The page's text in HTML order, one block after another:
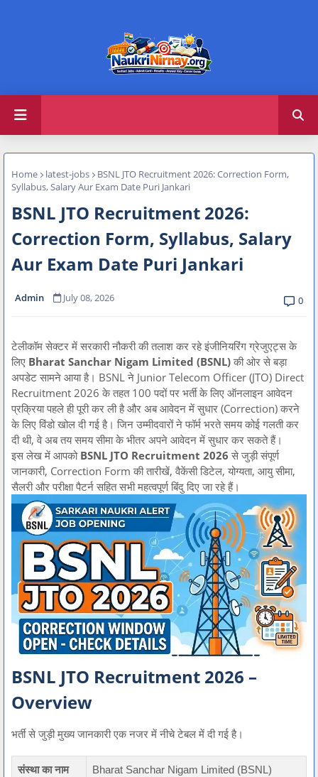
Home latest-jobs
BSNL JTO Recruitment 2026: Correction Form,
Syllabus, Salary Aur Exam Date Puri Jankari
BSNL JTO Recruitment 2026:
Correction Form, Syllabus, Salary
Aur Exam Date Puri Jankari
Admin July 08, 2026 0
टेलीकॉम सेक्टर में सरकारी नौकरी की तलाश कर रहे इंजीनियरिंग ग्रेजुएट्स के
लिए Bharat Sanchar Nigam Limited (BSNL) की ओर से बड़ा
अपडेट सामने आया है। BSNL ने Junior Telecom Officer (JTO) Direct
Recruitment 2026 के तहत 100 पदों पर भर्ती के लिए ऑनलाइन आवेदन
प्रक्रिया पहले ही पूरी कर ली है और अब आवेदन में सुधार (Correction) करने
के लिए विंडो खोल दी गई है। जिन उम्मीदवारों ने फॉर्म भरते समय कोई गलती कर
दी थी, वे अब तय समय सीमा के भीतर अपने आवेदन में सुधार कर सकते हैं।
इस लेख में आपको BSNL JTO Recruitment 2026 से जुड़ी संपूर्ण
जानकारी, Correction Form की तारीखें, वैकेंसी डिटेल, योग्यता, आयु सीमा,
सैलरी और परीक्षा पैटर्न सहित सभी महत्वपूर्ण बिंदु दिए जा रहे हैं।
BSNL JTO Recruitment 2026 –
Overview
भर्ती से जुड़ी मुख्य जानकारी एक नजर में नीचे टेबल में दी गई है।
संस्था का नाम Bharat Sanchar Nigam Limited (BSNL)